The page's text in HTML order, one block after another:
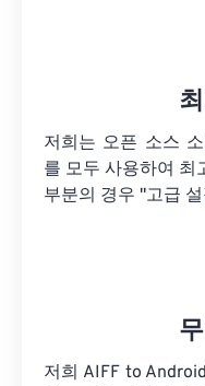
저희는 오픈 소스
를 모두 사용하여 최
부분의 경우 "고급
저희 AIFF to